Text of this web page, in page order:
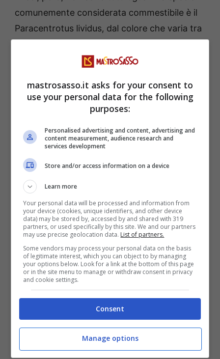
comunemente considerata commestibile è il
Paracentrotus lividus, dal colore che varia tra
meno fitti e più robusti rispetto ad altre
Diversa è la situazione per l’Arbacia lixula,
nota come “riccio nero”: i suoi aculei sono
contiene gonadi edibili. Consumarlo non solo
gastronomico.
La pasta coi ricci è uno dei piatti più deliziosi che si possono
fare con i ricci di mare – mastrosasso.it
mastrosasso.it asks for your consent to
use your personal data for the following
purposes:
Personalised advertising and content, advertising and
content measurement, audience research and
services development
Store and/or access information on a device
Learn more
Your personal data will be processed and information from
your device (cookies, unique identifiers, and other device
data) may be stored by, accessed by and shared with 319
partners, or used specifically by this site. We and our partners
may use precise geolocation data. List of partners.
Some vendors may process your personal data on the basis
of legitimate interest, which you can object to by managing
your options below. Look for a link at the bottom of this page
or in the site menu to manage or withdraw consent in privacy
and cookie settings.
Consent
Manage options